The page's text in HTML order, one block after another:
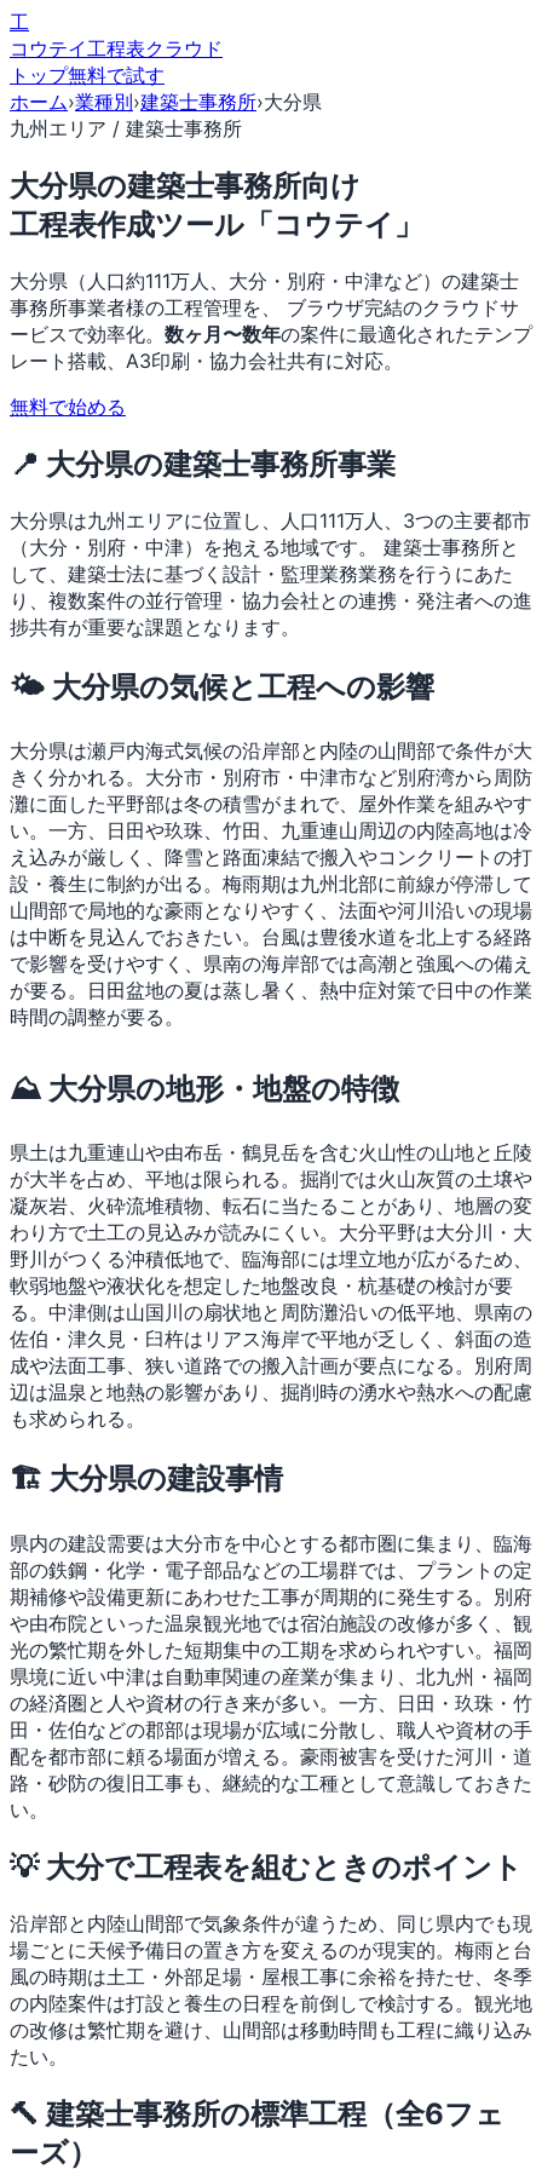
工
コウテイ工程表クラウド
トップ無料で試す
ホーム›業種別›建築士事務所›大分県
九州エリア / 建築士事務所
大分県の建築士事務所向け
工程表作成ツール「コウテイ」
大分県（人口約111万人、大分・別府・中津など）の建築士
事務所事業者様の工程管理を、 ブラウザ完結のクラウドサ
ービスで効率化。 数ヶ月〜数年の案件に最適化されたテンプ
レート搭載、A3印刷・協力会社共有に対応。
無料で始める
📍 大分県の建築士事務所事業
大分県は九州エリアに位置し、人口111万人、3つの主要都市
（大分・別府・中津）を抱える地域です。 建築士事務所と
して、建築士法に基づく設計・監理業務業務を行うにあた
り、複数案件の並行管理・協力会社との連携・発注者への進
捗共有が重要な課題となります。
🌤 大分県の気候と工程への影響
大分県は瀬戸内海式気候の沿岸部と内陸の山間部で条件が大
きく分かれる。大分市・別府市・中津市など別府湾から周防
灘に面した平野部は冬の積雪がまれで、屋外作業を組みやす
い。一方、日田や玖珠、竹田、九重連山周辺の内陸高地は冷
え込みが厳しく、降雪と路面凍結で搬入やコンクリートの打
設・養生に制約が出る。梅雨期は九州北部に前線が停滞して
山間部で局地的な豪雨となりやすく、法面や河川沿いの現場
は中断を見込んでおきたい。台風は豊後水道を北上する経路
で影響を受けやすく、県南の海岸部では高潮と強風への備え
が要る。日田盆地の夏は蒸し暑く、熱中症対策で日中の作業
時間の調整が要る。
⛰ 大分県の地形・地盤の特徴
県土は九重連山や由布岳・鶴見岳を含む火山性の山地と丘陵
が大半を占め、平地は限られる。掘削では火山灰質の土壌や
凝灰岩、火砕流堆積物、転石に当たることがあり、地層の変
わり方で土工の見込みが読みにくい。大分平野は大分川・大
野川がつくる沖積低地で、臨海部には埋立地が広がるため、
軟弱地盤や液状化を想定した地盤改良・杭基礎の検討が要
る。中津側は山国川の扇状地と周防灘沿いの低平地、県南の
佐伯・津久見・臼杵はリアス海岸で平地が乏しく、斜面の造
成や法面工事、狭い道路での搬入計画が要点になる。別府周
辺は温泉と地熱の影響があり、掘削時の湧水や熱水への配慮
も求められる。
🏗 大分県の建設事情
県内の建設需要は大分市を中心とする都市圏に集まり、臨海
部の鉄鋼・化学・電子部品などの工場群では、プラントの定
期補修や設備更新にあわせた工事が周期的に発生する。別府
や由布院といった温泉観光地では宿泊施設の改修が多く、観
光の繁忙期を外した短期集中の工期を求められやすい。福岡
県境に近い中津は自動車関連の産業が集まり、北九州・福岡
の経済圏と人や資材の行き来が多い。一方、日田・玖珠・竹
田・佐伯などの郡部は現場が広域に分散し、職人や資材の手
配を都市部に頼る場面が増える。豪雨被害を受けた河川・道
路・砂防の復旧工事も、継続的な工種として意識しておきた
い。
💡 大分で工程表を組むときのポイント
沿岸部と内陸山間部で気象条件が違うため、同じ県内でも現
場ごとに天候予備日の置き方を変えるのが現実的。梅雨と台
風の時期は土工・外部足場・屋根工事に余裕を持たせ、冬季
の内陸案件は打設と養生の日程を前倒しで検討する。観光地
の改修は繁忙期を避け、山間部は移動時間も工程に織り込み
たい。
🔨 建築士事務所の標準工程（全6フェ
ーズ）